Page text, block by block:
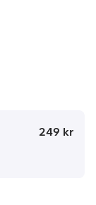
Pris:
249 kr.